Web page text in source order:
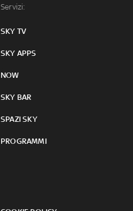
Servizi:
SKY TV
SKY APPS
NOW
SKY BAR
SPAZI SKY
PROGRAMMI